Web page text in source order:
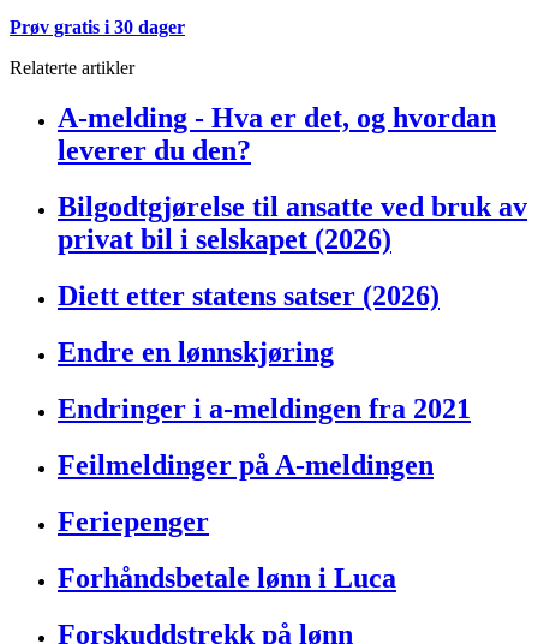
Prøv gratis i 30 dager
Relaterte artikler
A-melding - Hva er det, og hvordan
leverer du den?
Bilgodtgjørelse til ansatte ved bruk av
privat bil i selskapet (2026)
Diett etter statens satser (2026)
Endre en lønnskjøring
Endringer i a-meldingen fra 2021
Feilmeldinger på A-meldingen
Feriepenger
Forhåndsbetale lønn i Luca
Forskuddstrekk på lønn